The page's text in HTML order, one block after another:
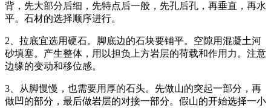
背，先大部分后细，先特点后一般，先孔后孔，再垂直，再水
平。石材的选择顺序进行。
2、拉底宜选用硬石。脚底边的石块要铺平。空隙用混凝土河
砂填塞。产生整体，用以担负上方岩层的荷载和作用力。注意
边缘的变动和移位感。
3、从脚慢慢，也需要用厚的石头。先做山的突起一部分，再
做凹的部分，最后做岩层的对接一部分。假山的开始选择一小